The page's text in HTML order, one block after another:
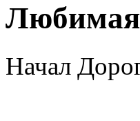
Начал